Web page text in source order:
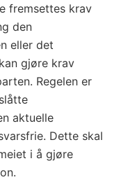
fremsettes krav
den
eller det
gjøre krav
Regelen er
aktuelle
Dette skal
i å gjøre